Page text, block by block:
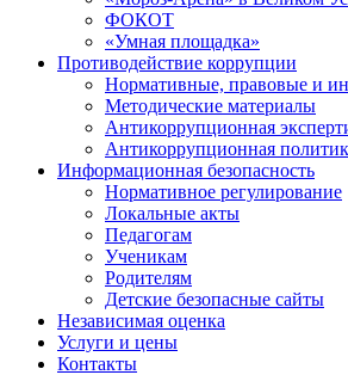
ФОКОТ
«Умная площадка»
Противодействие коррупции
Нормативные, правовые и
Методические материалы
Антикоррупционная
Антикоррупционная
Информационная безопасность
Нормативное регулирование
Локальные акты
Педагогам
Ученикам
Родителям
Детские безопасные сайты
Независимая оценка
Услуги и цены
Контакты